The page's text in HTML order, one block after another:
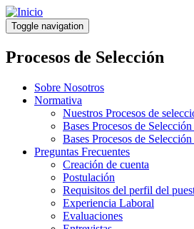
Pasar
al
contenido
principal
Toggle navigation
Procesos de Selección
Sobre Nosotros
Normativa
Nuestros Procesos de
Bases Procesos de
Bases Procesos de
Preguntas Frecuentes
Creación de cuenta
Postulación
Requisitos del perfil del
Experiencia Laboral
Evaluaciones